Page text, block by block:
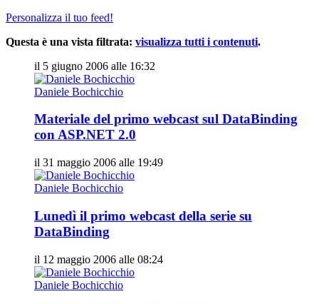
Personalizza il tuo feed!
Questa è una vista filtrata: visualizza tutti i contenuti.
il 5 giugno 2006 alle 16:32
Daniele Bochicchio
Materiale del primo webcast sul DataBinding
con ASP.NET 2.0
il 31 maggio 2006 alle 19:49
Daniele Bochicchio
Lunedì il primo webcast della serie su
DataBinding
il 12 maggio 2006 alle 08:24
Daniele Bochicchio